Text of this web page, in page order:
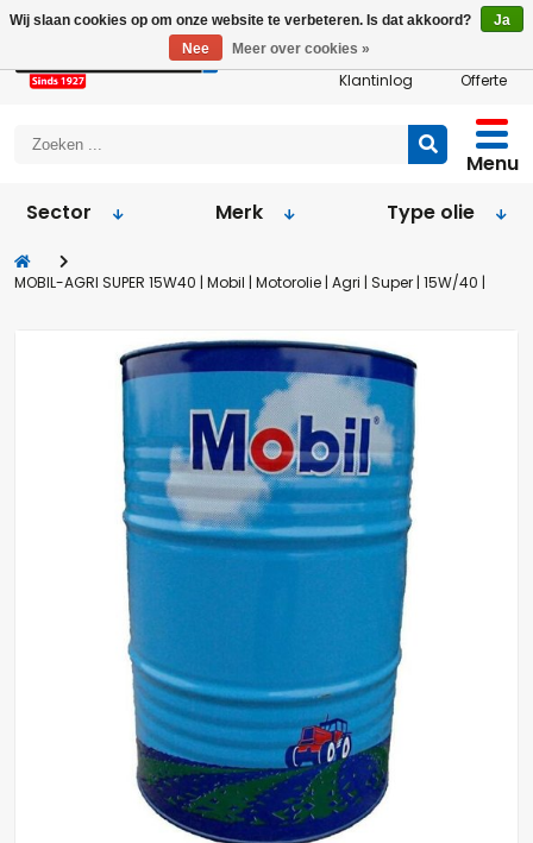
Klantinlog Offerte
Menu
Sector
Merk Type olie
MOBIL-AGRI SUPER 15W40 | Mobil | Motorolie | Agri | Super | 15W/40 |
Wij slaan cookies op om onze website te verbeteren. Is dat akkoord?
Ja
Nee
Meer over cookies »